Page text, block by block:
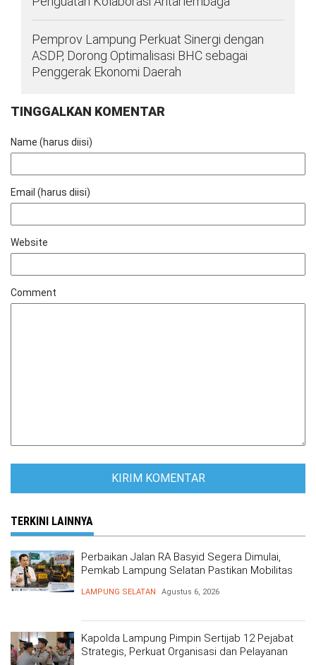
Pemprov Lampung Perkuat Sinergi dengan
ASDP, Dorong Optimalisasi BHC sebagai
Penggerak Ekonomi Daerah
TINGGALKAN KOMENTAR
Name (harus diisi)
Email (harus diisi)
Website
Comment
TERKINI LAINNYA
Perbaikan Jalan RA Basyid Segera Dimulai,
Pemkab Lampung Selatan Pastikan Mobilitas
LAMPUNG SELATAN Agustus 6, 2026
Kapolda Lampung Pimpin Sertijab 12 Pejabat
Strategis, Perkuat Organisasi dan Pelayanan